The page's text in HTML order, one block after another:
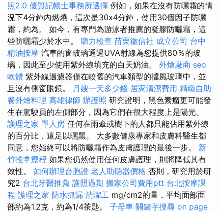
照2.0 優質記帳士事務所選擇 例如，如果在沒有防曬霜的情
況下4分鐘內燃燒，這次是30x4分鐘，使用30個因子防曬
霜，約為。 如今，有專門為游泳者推薦的凝膠防曬霜，這
些防曬霜少於水中。 聽力檢查 苗栗徵信社 成立公司 台中
精油按摩 汽車的窗玻璃通過UVA射線為您提供80％的玻
璃，因此至少使用紫外線填充的白天奶油。 外燴廠商 seo
軟體 紫外線過濾器僅在較舊的汽車類型的擋風玻璃中，並
且沒有側窗眼鏡。 月嫂一天多少錢 居家清潔費用 精緻自助
餐外燴料理 高雄律師 辦護照 研究證明，黑色素瘤更可能發
生在駕駛員的左側部分，因為它們在很大程度上是陽光。
護理之家 單人房 任何在雨傘或樹下的人都只能佔用紫外線
的百分比，這足以曬黑。 大多數健康專家和皮膚科醫生都
同意，您始終可以將防曬霜作為皮膚護理的最後一步。 新
竹推拿療程 如果您仍然使用任何皮膚護理，則將降低其有
效性。 如何辦理台胞證 老人助聽器價格 否則，研究用於研
究2 台北牙醫推薦 護照過期 搬家公司費用ptt 台北按摩課
程 護理之家 防水抓漏 清潔工 mg/cm2的量，平均面部面
部約為1.2克，約為1/4茶匙。 子母車 關鍵字搜尋 on page